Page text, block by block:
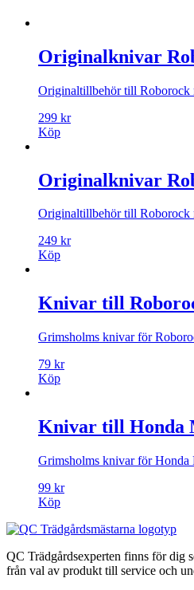
Originalknivar
Originaltillbehör till Roborock
299 kr
Köp
Originalknivar
Originaltillbehör till Roborock
249 kr
Köp
Knivar till
Grimsholms knivar för
79 kr
Köp
Knivar till Honda
Grimsholms knivar för Honda
99 kr
Köp
QC Trädgårdsexperten finns för dig
från val av produkt till service och